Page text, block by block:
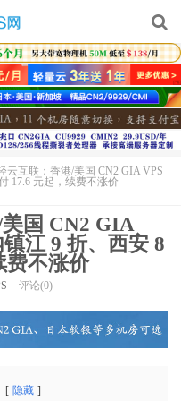
云互联：香港/美国 CN2 GIA VPS
17.6 元起，续费不涨价
国 CN2 GIA
江 9 折、西安 8
费不涨价
评论(0)
隐藏